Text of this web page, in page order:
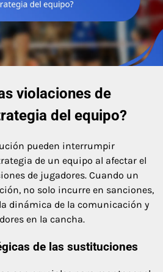
violaciones de
del equipo?
pueden interrumpir
de un equipo al afectar el
de jugadores. Cuando un
no solo incurre en sanciones,
dinámica de la comunicación y
en la cancha.
de las sustituciones